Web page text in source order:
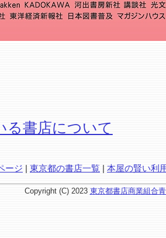
る書店について
ージ | 東京都の書店一覧 | 本屋の賢い利
Copyright (C) 2023 東京都書店商業組合